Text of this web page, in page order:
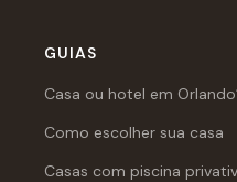
GUIAS
Casa ou hotel em
Como escolher sua casa
Casas com piscina